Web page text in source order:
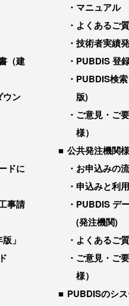
（建
ウン
ドに
事請
」
マニュアル
よくあるご
技術者実績
PUBDIS 登
PUBDIS検
版)
ご意見・ご
様）
公共発注機関
お申込みの
申込みと利
PUBDIS デ
(発注機関)
よくあるご
ご意見・ご
様）
PUBDISのシ